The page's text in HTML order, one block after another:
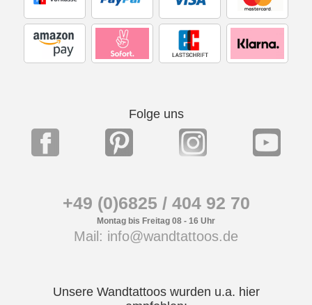
Folge uns
+49 (0)6825 / 404 92 70
Montag bis Freitag 08 - 16 Uhr
Mail: info@wandtattoos.de
Unsere Wandtattoos wurden u.a. hier